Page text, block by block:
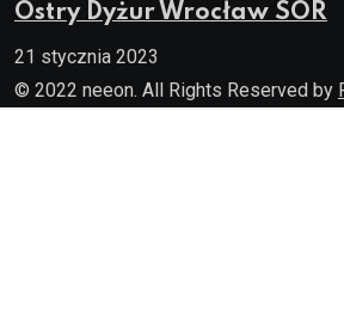
Ostry Dyżur Wrocław SOR
21 stycznia 2023
© 2022 neeon. All Rights Reserved by